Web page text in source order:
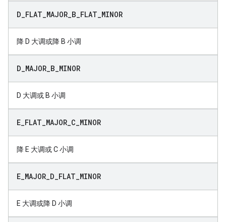
D FLAT MAJOR B FLAT MINOR
降 D 大调或降 B 小调
D MAJOR B MINOR
D 大调或 B 小调
E FLAT MAJOR C MINOR
降 E 大调或 C 小调
E MAJOR D FLAT MINOR
E 大调或降 D 小调